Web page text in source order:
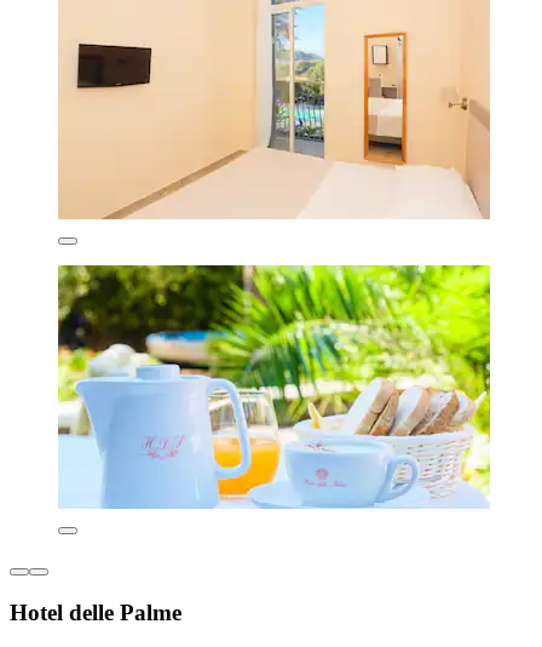
Hotel delle Palme